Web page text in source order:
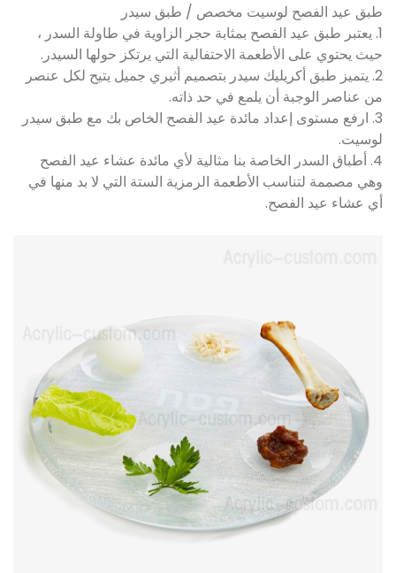
طبق عيد الفصح لوسيت مخصص / طبق سيدر
1. يعتبر طبق عيد الفصح بمثابة حجر الزاوية في طاولة السدر ،
حيث يحتوي على الأطعمة الاحتفالية التي يرتكز حولها السيدر.
2. يتميز طبق أكريليك سيدر بتصميم أثيري جميل يتيح لكل عنصر
من عناصر الوجبة أن يلمع في حد ذاته.
3. ارفع مستوى إعداد مائدة عيد الفصح الخاص بك مع طبق سيدر
لوسيت.
4. أطباق السدر الخاصة بنا مثالية لأي مائدة عشاء عيد الفصح
وهي مصممة لتناسب الأطعمة الرمزية الستة التي لا بد منها في
أي عشاء عيد الفصح.